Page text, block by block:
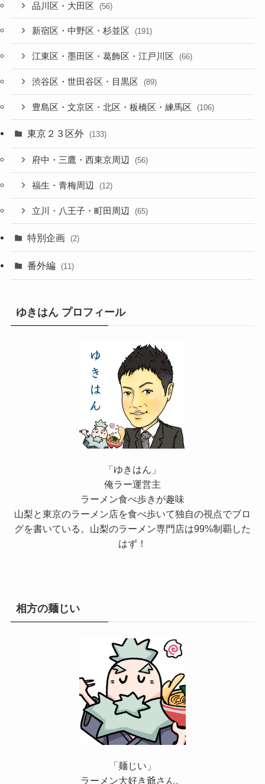
品川区・大田区 (56)
新宿区・中野区・杉並区 (191)
江東区・墨田区・葛飾区・江戸川区 (66)
渋谷区・世田谷区・目黒区 (89)
豊島区・文京区・北区・板橋区・練馬区 (106)
東京２３区外 (133)
府中・三鷹・西東京周辺 (56)
福生・青梅周辺 (12)
立川・八王子・町田周辺 (65)
特別企画 (2)
番外編 (11)
ゆきはん プロフィール
「ゆきはん」
俺ラー運営主
ラーメン食べ歩きが趣味
山梨と東京のラーメン店を食べ歩いて独自の視点でブロ
グを書いている。山梨のラーメン専門店は99%制覇した
はず！
相方の麺じい
「麺じい」
ラーメン大好き爺さん。